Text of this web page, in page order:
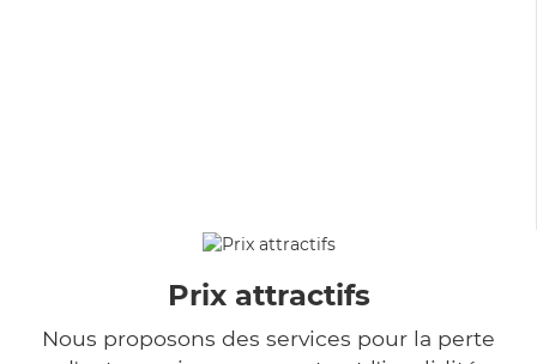
Prix attractifs
Nous proposons des services pour la perte